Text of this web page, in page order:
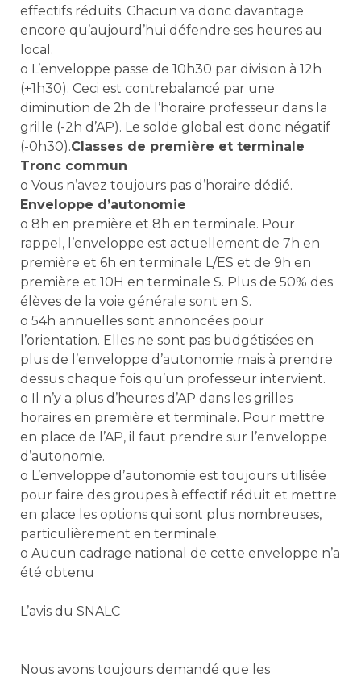
effectifs réduits. Chacun va donc davantage
encore qu’aujourd’hui défendre ses heures au
local.
o L’enveloppe passe de 10h30 par division à 12h
(+1h30). Ceci est contrebalancé par une
diminution de 2h de l’horaire professeur dans la
grille (-2h d’AP). Le solde global est donc négatif
(-0h30).Classes de première et terminale
Tronc commun
o Vous n’avez toujours pas d’horaire dédié.
Enveloppe d’autonomie
o 8h en première et 8h en terminale. Pour
rappel, l’enveloppe est actuellement de 7h en
première et 6h en terminale L/ES et de 9h en
première et 10H en terminale S. Plus de 50% des
élèves de la voie générale sont en S.
o 54h annuelles sont annoncées pour
l’orientation. Elles ne sont pas budgétisées en
plus de l’enveloppe d’autonomie mais à prendre
dessus chaque fois qu’un professeur intervient.
o Il n’y a plus d’heures d’AP dans les grilles
horaires en première et terminale. Pour mettre
en place de l’AP, il faut prendre sur l’enveloppe
d’autonomie.
o L’enveloppe d’autonomie est toujours utilisée
pour faire des groupes à effectif réduit et mettre
en place les options qui sont plus nombreuses,
particulièrement en terminale.
o Aucun cadrage national de cette enveloppe n’a
été obtenu
L’avis du SNALC
Nous avons toujours demandé que les